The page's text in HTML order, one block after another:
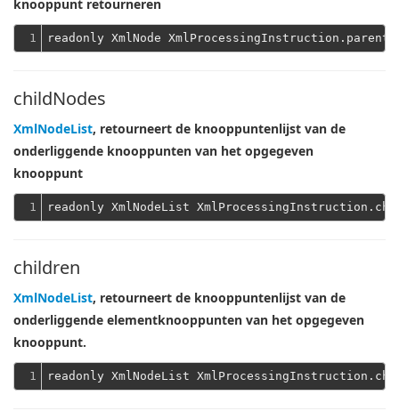
knooppunt retourneren
1
childNodes
XmlNodeList, retourneert de knooppuntenlijst van de
onderliggende knooppunten van het opgegeven
knooppunt
1
children
XmlNodeList, retourneert de knooppuntenlijst van de
onderliggende elementknooppunten van het opgegeven
knooppunt.
1